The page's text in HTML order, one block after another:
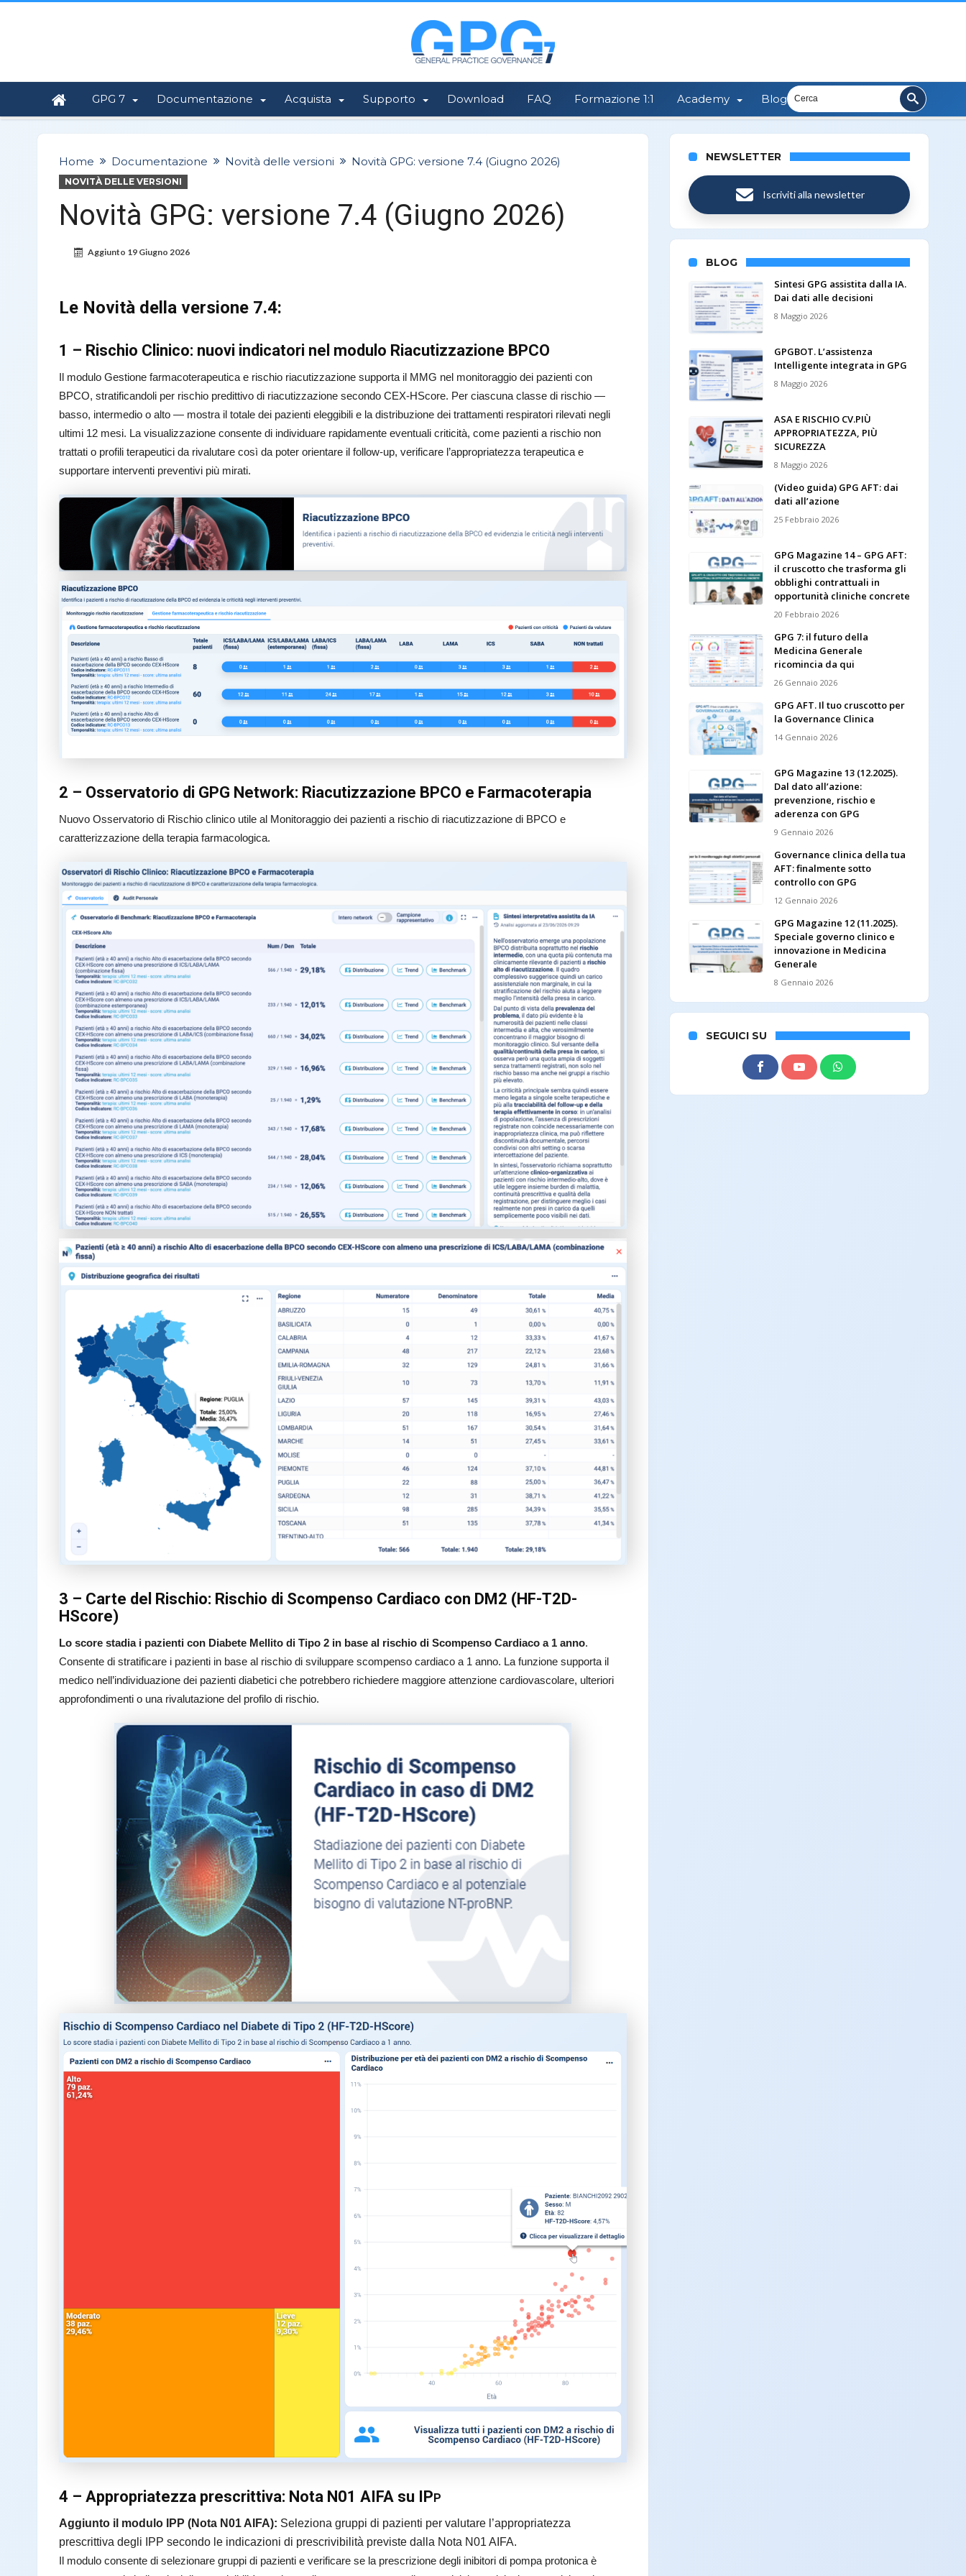
GPG 7 Documentazione Acquista Supporto Download FAQ Formazione 1:1 Academy Blog
Home Documentazione Novità delle versioni Novità GPG: versione 7.4 (Giugno 2026)
NOVITÀ DELLE VERSIONI
Novità GPG: versione 7.4 (Giugno 2026)
Aggiunto 19 Giugno 2026
Le Novità della versione 7.4:
1 – Rischio Clinico: nuovi indicatori nel modulo Riacutizzazione BPCO
Il modulo Gestione farmacoterapeutica e rischio riacutizzazione supporta il MMG nel monitoraggio dei pazienti con
BPCO, stratificandoli per rischio predittivo di riacutizzazione secondo CEX-HScore. Per ciascuna classe di rischio —
basso, intermedio o alto — mostra il totale dei pazienti eleggibili e la distribuzione dei trattamenti respiratori rilevati negli
ultimi 12 mesi. La visualizzazione consente di individuare rapidamente eventuali criticità, come pazienti a rischio non
trattati o profili terapeutici da rivalutare così da poter orientare il follow-up, verificare l’appropriatezza terapeutica e
supportare interventi preventivi più mirati.
2 – Osservatorio di GPG Network: Riacutizzazione BPCO e Farmacoterapia
Nuovo Osservatorio di Rischio clinico utile al Monitoraggio dei pazienti a rischio di riacutizzazione di BPCO e
caratterizzazione della terapia farmacologica.
3 – Carte del Rischio: Rischio di Scompenso Cardiaco con DM2 (HF-T2D-
HScore)
Lo score stadia i pazienti con Diabete Mellito di Tipo 2 in base al rischio di Scompenso Cardiaco a 1 anno.
Consente di stratificare i pazienti in base al rischio di sviluppare scompenso cardiaco a 1 anno. La funzione supporta il
medico nell’individuazione dei pazienti diabetici che potrebbero richiedere maggiore attenzione cardiovascolare, ulteriori
approfondimenti o una rivalutazione del profilo di rischio.
4 – Appropriatezza prescrittiva: Nota N01 AIFA su IPP
Aggiunto il modulo IPP (Nota N01 AIFA): Seleziona gruppi di pazienti per valutare l’appropriatezza
prescrittiva degli IPP secondo le indicazioni di prescrivibilità previste dalla Nota N01 AIFA.
Il modulo consente di selezionare gruppi di pazienti e verificare se la prescrizione degli inibitori di pompa protonica è
NEWSLETTER
Iscriviti alla newsletter
BLOG
Sintesi GPG assistita dalla IA.
Dai dati alle decisioni
8 Maggio 2026
GPGBOT. L’assistenza
Intelligente integrata in GPG
8 Maggio 2026
ASA E RISCHIO CV.PIÙ
APPROPRIATEZZA, PIÙ
SICUREZZA
8 Maggio 2026
(Video guida) GPG AFT: dai
dati all’azione
25 Febbraio 2026
GPG Magazine 14 – GPG AFT:
il cruscotto che trasforma gli
obblighi contrattuali in
opportunità cliniche concrete
20 Febbraio 2026
GPG 7: il futuro della
Medicina Generale
ricomincia da qui
26 Gennaio 2026
GPG AFT. Il tuo cruscotto per
la Governance Clinica
14 Gennaio 2026
GPG Magazine 13 (12.2025).
Dal dato all’azione:
prevenzione, rischio e
aderenza con GPG
9 Gennaio 2026
Governance clinica della tua
AFT: finalmente sotto
controllo con GPG
12 Gennaio 2026
GPG Magazine 12 (11.2025).
Speciale governo clinico e
innovazione in Medicina
Generale
8 Gennaio 2026
SEGUICI SU